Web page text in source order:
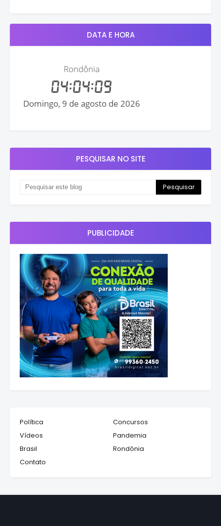
DATA E HORA
PESQUISAR NO SITE
PUBLICIDADE
Política
Concursos
Vídeos
Pandemia
Brasil
Rondônia
Contato